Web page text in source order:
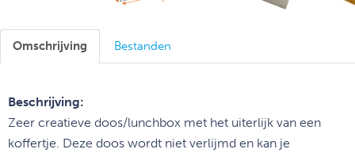
Omschrijving Bestanden
Beschrijving:
Zeer creatieve doos/lunchbox met het uiterlijk van een
koffertje. Deze doos wordt niet verlijmd en kan je